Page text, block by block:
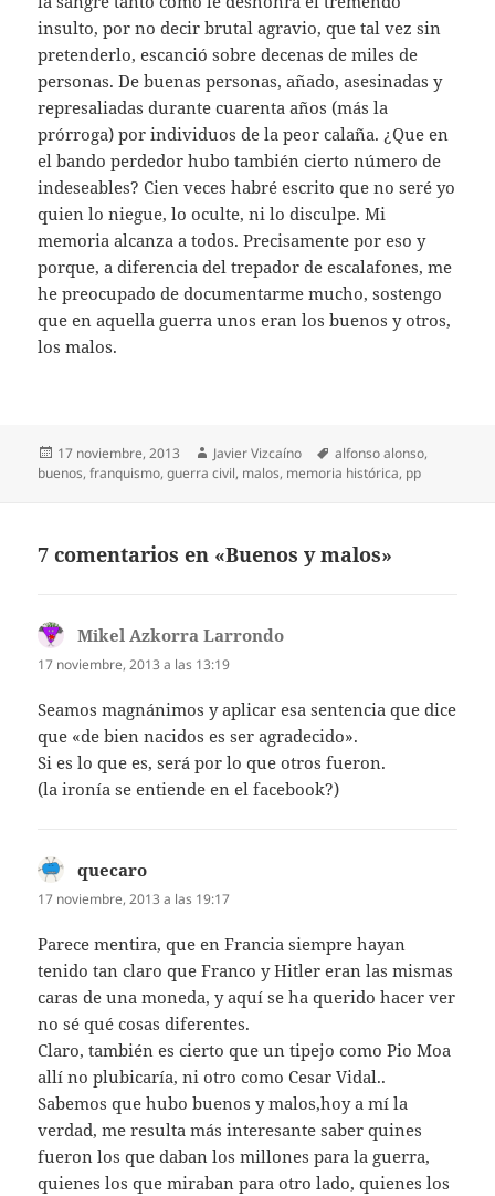
insulto, por no decir brutal agravio, que tal vez sin
pretenderlo, escanció sobre decenas de miles de
personas. De buenas personas, añado, asesinadas y
represaliadas durante cuarenta años (más la
prórroga) por individuos de la peor calaña. ¿Que en
el bando perdedor hubo también cierto número de
indeseables? Cien veces habré escrito que no seré yo
quien lo niegue, lo oculte, ni lo disculpe. Mi
memoria alcanza a todos. Precisamente por eso y
porque, a diferencia del trepador de escalafones, me
he preocupado de documentarme mucho, sostengo
que en aquella guerra unos eran los buenos y otros,
los malos.
Publicado
el
17 noviembre, 2013 Autor
Javier Vizcaíno Etiquetas
alfonso alonso,
buenos,franquismo,guerra civil, malos, memoria histórica, pp
7 comentarios en «Buenos y malos»
Mikel Azkorra Larrondo
17 noviembre, 2013 a las 13:19
Seamos magnánimos y aplicar esa sentencia que dice
que «de bien nacidos es ser agradecido».
Si es lo que es, será por lo que otros fueron.
(la ironía se entiende en el facebook?)
quecaro
17 noviembre, 2013 a las 19:17
Parece mentira, que en Francia siempre hayan
tenido tan claro que Franco y Hitler eran las mismas
caras de una moneda, y aquí se ha querido hacer ver
no sé qué cosas diferentes.
Claro, también es cierto que un tipejo como Pio Moa
allí no plubicaría, ni otro como Cesar Vidal..
Sabemos que hubo buenos y malos,hoy a mí la
verdad, me resulta más interesante saber quines
fueron los que daban los millones para la guerra,
quienes los que miraban para otro lado, quienes los